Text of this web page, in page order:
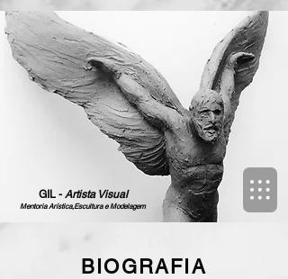
GIL - Artista Visual
Mentoria Arística,Escultura e Modelagem
BIOGRAFIA